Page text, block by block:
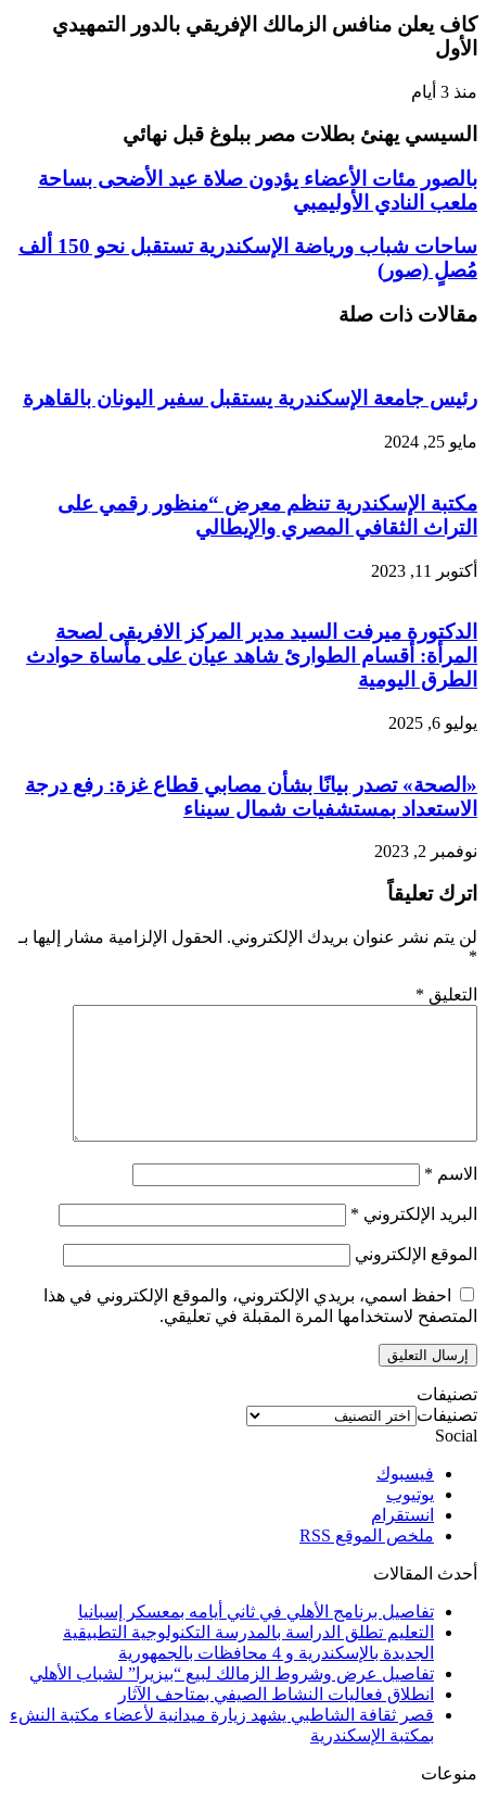
كاف يعلن منافس الزمالك الإفريقي بالدور التمهيدي
الأول
منذ 3 أيام
السيسي يهنئ بطلات مصر ببلوغ قبل نهائي
بالصور مئات الأعضاء يؤدون صلاة عيد الأضحى بساحة
ملعب النادي الأوليمبي
ساحات شباب ورياضة الإسكندرية تستقبل نحو 150 ألف
مُصلٍ (صور)
مقالات ذات صلة
رئيس جامعة الإسكندرية يستقبل سفير اليونان بالقاهرة
مايو 25, 2024
مكتبة الإسكندرية تنظم معرض “منظور رقمي على
التراث الثقافي المصري والإيطالي
أكتوبر 11, 2023
الدكتورة ميرفت السيد مدير المركز الافريقى لصحة
المرأة: أقسام الطوارئ شاهد عيان على مأساة حوادث
الطرق اليومية
يوليو 6, 2025
«الصحة» تصدر بيانًا بشأن مصابي قطاع غزة: رفع درجة
الاستعداد بمستشفيات شمال سيناء
نوفمبر 2, 2023
اترك تعليقاً
لن يتم نشر عنوان بريدك الإلكتروني. الحقول الإلزامية مشار إليها بـ
*
التعليق *
الاسم *
البريد الإلكتروني *
الموقع الإلكتروني
احفظ اسمي، بريدي الإلكتروني، والموقع الإلكتروني في هذا
المتصفح لاستخدامها المرة المقبلة في تعليقي.
تصنيفات
تصنيفات
Social
فيسبوك
يوتيوب
انستقرام
ملخص الموقع RSS
أحدث المقالات
تفاصيل برنامج الأهلي في ثاني أيامه بمعسكر إسبانيا
التعليم تطلق الدراسة بالمدرسة التكنولوجية التطبيقية
الجديدة بالإسكندرية و 4 محافظات بالجمهورية
تفاصيل عرض وشروط الزمالك لبيع “بيزيرا” لشباب الأهلي
انطلاق فعاليات النشاط الصيفي بمتاحف الآثار
قصر ثقافة الشاطبي يشهد زيارة ميدانية لأعضاء مكتبة النشء
بمكتبة الإسكندرية
منوعات